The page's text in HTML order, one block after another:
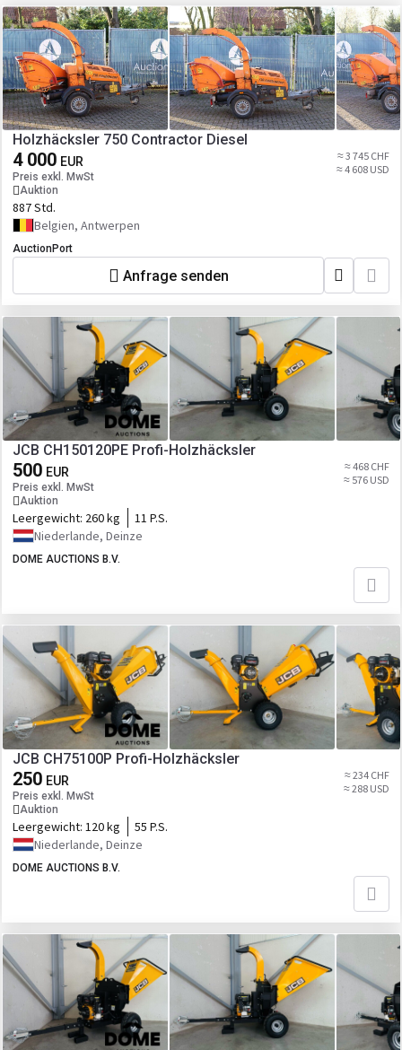
Holzhäcksler 750 Contractor Diesel
4 000 EUR
Preis exkl. MwSt
Auktion
≈ 3 745 CHF
≈ 4 608 USD
887 Std.
Belgien, Antwerpen
AuctionPort
Anfrage senden
JCB CH150120PE Profi-Holzhäcksler
500 EUR
Preis exkl. MwSt
Auktion
≈ 468 CHF
≈ 576 USD
Leergewicht: 260 kg
11 P.S.
Niederlande, Deinze
DOME AUCTIONS B.V.
JCB CH75100P Profi-Holzhäcksler
250 EUR
Preis exkl. MwSt
Auktion
≈ 234 CHF
≈ 288 USD
Leergewicht: 120 kg
55 P.S.
Niederlande, Deinze
DOME AUCTIONS B.V.